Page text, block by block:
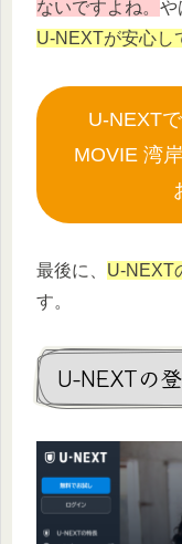
ないですよね。 や
U-NEXTが安心し
U-NEXT
MOVIE 湾
最後に、 U-NEXT
す。
U-NEXTの